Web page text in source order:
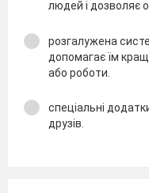
людей і дозволяє
розгалужена
допомагає їм
або роботи.
спеціальні
друзів.